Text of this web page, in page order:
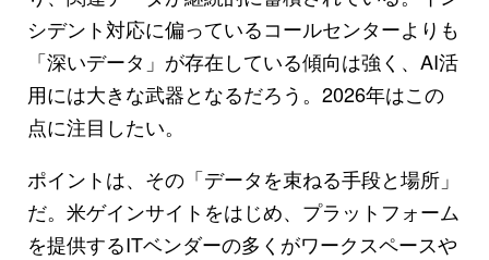
シデント対応に偏っているコールセンターよりも
「深いデータ」が存在している傾向は強く、AI活
用には大きな武器となるだろう。2026年はこの
点に注目したい。
ポイントは、その「データを束ねる手段と場所」
だ。米ゲインサイトをはじめ、プラットフォーム
を提供するITベンダーの多くがワークスペースや